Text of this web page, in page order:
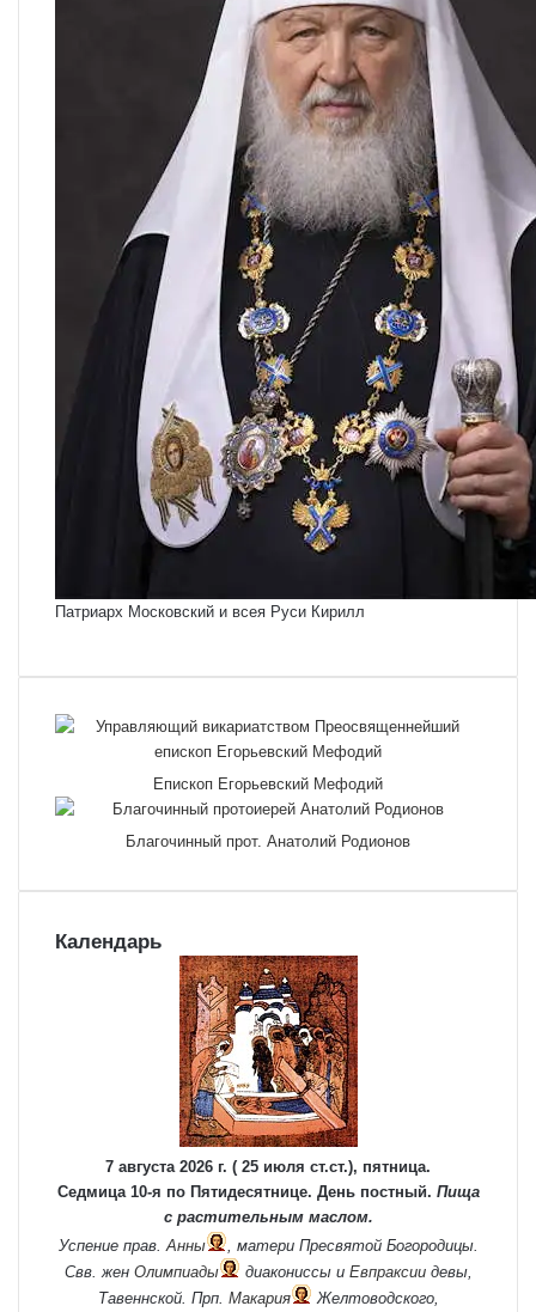
Патриарх Московский и всея Руси Кирилл
Епископ Егорьевский Мефодий
Благочинный прот. Анатолий Родионов
Календарь
7 августа 2026 г. ( 25 июля ст.ст.), пятница.
Седмица 10-я по Пятидесятнице. День постный. Пища
с растительным маслом.
Успение прав. Анны
, матери Пресвятой Богородицы.
Свв. жен Олимпиады диакониссы и Евпраксиидевы,
Тавеннской. Прп. Макария
Желтоводского,